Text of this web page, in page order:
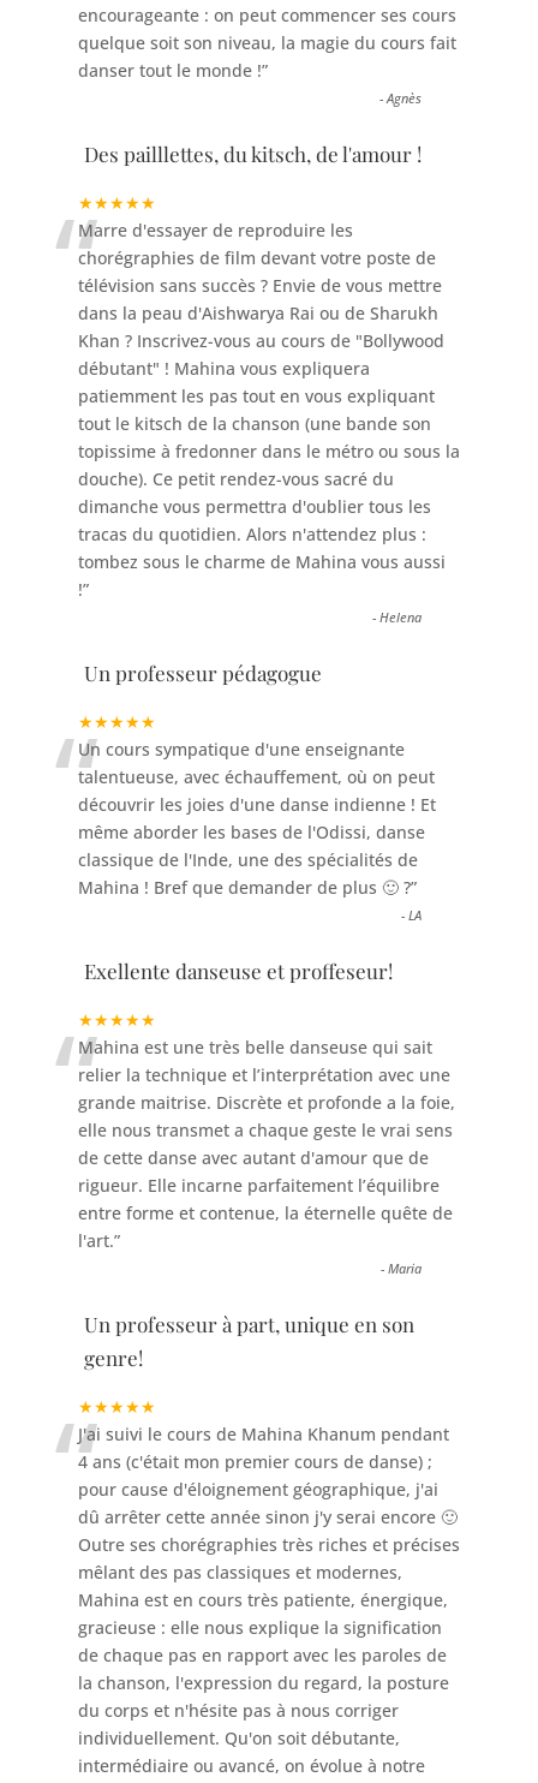
encourageante : on peut commencer ses cours
quelque soit son niveau, la magie du cours fait
danser tout le monde !”
-Agnès
Des pailllettes, du kitsch, de l'amour !
★★★★★
“Marre d'essayer de reproduire les
chorégraphies de film devant votre poste de
télévision sans succès ? Envie de vous mettre
dans la peau d'Aishwarya Rai ou de Sharukh
Khan ? Inscrivez-vous au cours de "Bollywood
débutant" ! Mahina vous expliquera
patiemment les pas tout en vous expliquant
tout le kitsch de la chanson (une bande son
topissime à fredonner dans le métro ou sous la
douche). Ce petit rendez-vous sacré du
dimanche vous permettra d'oublier tous les
tracas du quotidien. Alors n'attendez plus :
tombez sous le charme de Mahina vous aussi
!”
-Helena
Un professeur pédagogue
★★★★★
“Un cours sympatique d'une enseignante
talentueuse, avec échauffement, où on peut
découvrir les joies d'une danse indienne ! Et
même aborder les bases de l'Odissi, danse
classique de l'Inde, une des spécialités de
Mahina ! Bref que demander de plus 🙂 ?”
-LA
Exellente danseuse et proffeseur!
★★★★★
“Mahina est une très belle danseuse qui sait
relier la technique et l’interprétation avec une
grande maitrise. Discrète et profonde a la foie,
elle nous transmet a chaque geste le vrai sens
de cette danse avec autant d'amour que de
rigueur. Elle incarne parfaitement l’équilibre
entre forme et contenue, la éternelle quête de
l'art.”
-Maria
Un professeur à part, unique en son
genre!
★★★★★
“J'ai suivi le cours de Mahina Khanum pendant
4 ans (c'était mon premier cours de danse) ;
pour cause d'éloignement géographique, j'ai
dû arrêter cette année sinon j'y serai encore 🙂
Outre ses chorégraphies très riches et précises
mêlant des pas classiques et modernes,
Mahina est en cours très patiente, énergique,
gracieuse : elle nous explique la signification
de chaque pas en rapport avec les paroles de
la chanson, l'expression du regard, la posture
du corps et n'hésite pas à nous corriger
individuellement. Qu'on soit débutante,
intermédiaire ou avancé, on évolue à notre